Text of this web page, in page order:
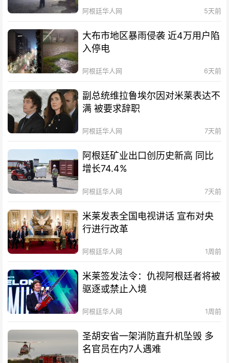
阿根廷华人网 5天前
大布市地区暴雨侵袭 近4万用户陷
入停电
阿根廷华人网 6天前
副总统维拉鲁埃尔因对米莱表达不
满 被要求辞职
阿根廷华人网 7天前
阿根廷矿业出口创历史新高 同比
增长74.4%
阿根廷华人网 7天前
米莱发表全国电视讲话 宣布对央
行进行改革
阿根廷华人网 1周前
米莱签发法令：仇视阿根廷者将被
驱逐或禁止入境
阿根廷华人网 1周前
圣胡安省一架消防直升机坠毁 多
名官员在内7人遇难